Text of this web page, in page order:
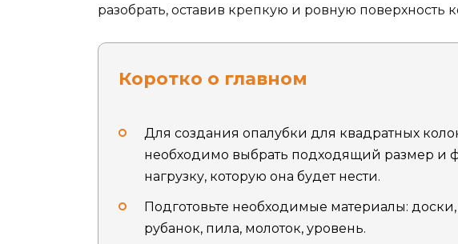
разобрать, оставив крепкую и ровную поверхность
Коротко о главном
Для создания опалубки для квадратных
необходимо выбрать подходящий размер и
нагрузку, которую она будет нести.
Подготовьте необходимые материалы:
рубанок, пила, молоток, уровень.